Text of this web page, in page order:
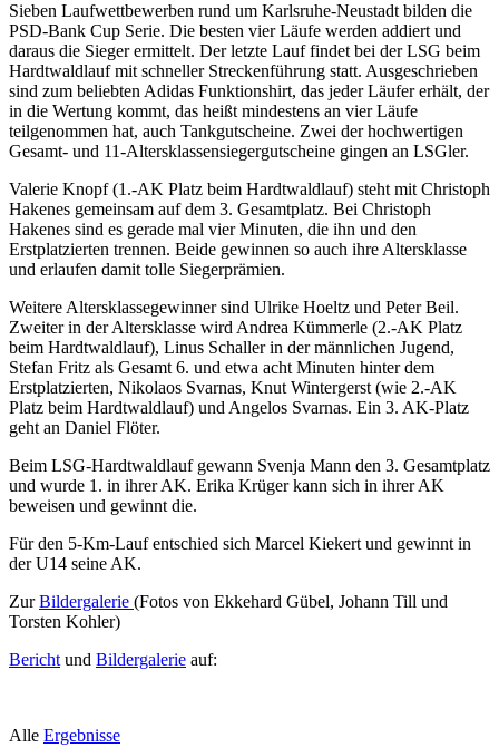
Sieben Laufwettbewerben rund um Karlsruhe-Neustadt bilden die
PSD-Bank Cup Serie. Die besten vier Läufe werden addiert und
daraus die Sieger ermittelt. Der letzte Lauf findet bei der LSG beim
Hardtwaldlauf mit schneller Streckenführung statt. Ausgeschrieben
sind zum beliebten Adidas Funktionshirt, das jeder Läufer erhält, der
in die Wertung kommt, das heißt mindestens an vier Läufe
teilgenommen hat, auch Tankgutscheine. Zwei der hochwertigen
Gesamt- und 11-Altersklassensiegergutscheine gingen an LSGler.
Valerie Knopf (1.-AK Platz beim Hardtwaldlauf) steht mit Christoph
Hakenes gemeinsam auf dem 3. Gesamtplatz. Bei Christoph
Hakenes sind es gerade mal vier Minuten, die ihn und den
Erstplatzierten trennen. Beide gewinnen so auch ihre Altersklasse
und erlaufen damit tolle Siegerprämien.
Weitere Altersklassegewinner sind Ulrike Hoeltz und Peter Beil.
Zweiter in der Altersklasse wird Andrea Kümmerle (2.-AK Platz
beim Hardtwaldlauf), Linus Schaller in der männlichen Jugend,
Stefan Fritz als Gesamt 6. und etwa acht Minuten hinter dem
Erstplatzierten, Nikolaos Svarnas, Knut Wintergerst (wie 2.-AK
Platz beim Hardtwaldlauf) und Angelos Svarnas. Ein 3. AK-Platz
geht an Daniel Flöter.
Beim LSG-Hardtwaldlauf gewann Svenja Mann den 3. Gesamtplatz
und wurde 1. in ihrer AK. Erika Krüger kann sich in ihrer AK
beweisen und gewinnt die.
Für den 5-Km-Lauf entschied sich Marcel Kiekert und gewinnt in
der U14 seine AK.
ZurBildergalerie (Fotos von Ekkehard Gübel, Johann Till und
Torsten Kohler)
Bericht und Bildergalerie auf:
Alle Ergebnisse